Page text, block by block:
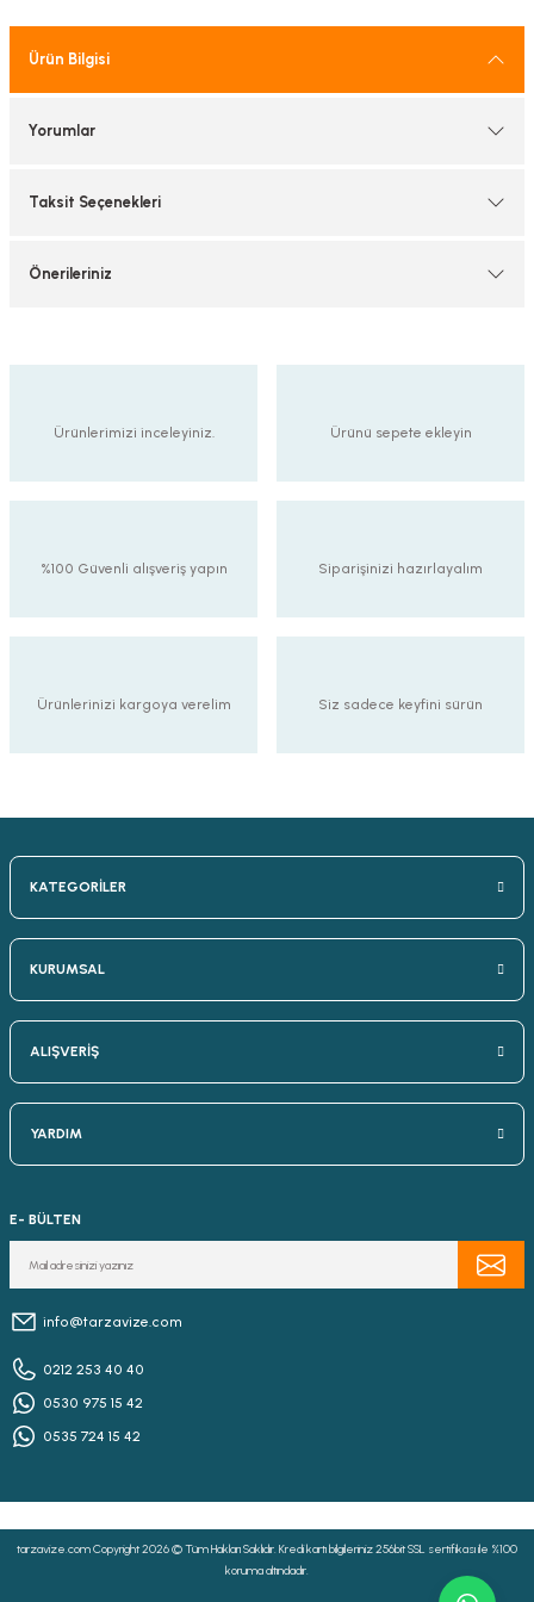
Ürün Bilgisi
Yorumlar
Taksit Seçenekleri
Önerileriniz
Ürünlerimizi inceleyiniz. Ürünü sepete ekleyin
%100 Güvenli alışveriş yapın Siparişinizi hazırlayalım
Ürünlerinizi kargoya verelim Siz sadece keyfini sürün
KATEGORİLER
KURUMSAL
ALIŞVERİŞ
YARDIM
E- BÜLTEN
info@tarzavize.com
0212 253 40 40
0530 975 15 42
0535 724 15 42
tarzavize.com Copyright 2026 © Tüm Hakları Saklıdır. Kredi kartı bilgileriniz 256bit SSL sertifikası ile %100
koruma altındadır.